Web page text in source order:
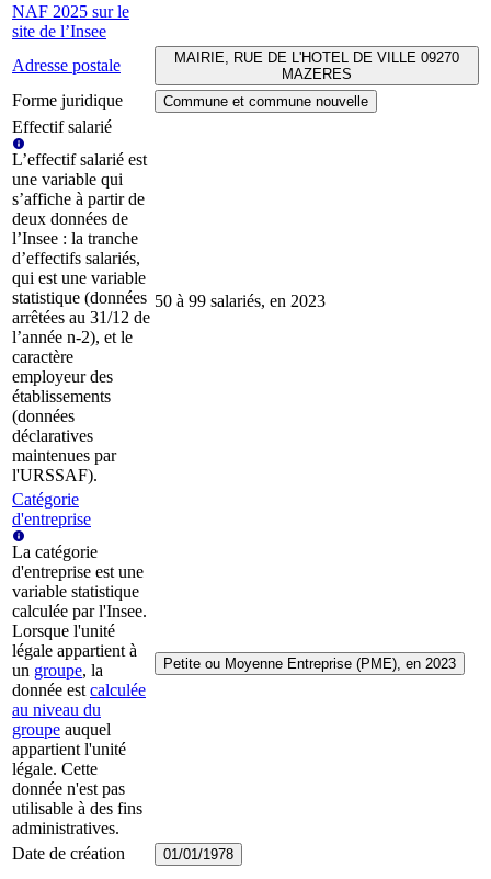
NAF 2025 sur le
site de l’Insee
Adresse postale
MAIRIE, RUE DE L'HOTEL DE VILLE 09270
MAZERES
Forme juridique Commune et commune nouvelle
Effectif salarié
L’effectif salarié est
une variable qui
s’affiche à partir de
deux données de
l’Insee : la tranche
d’effectifs salariés,
qui est une variable
statistique (données
arrêtées au 31/12 de
l’année n-2), et le
caractère
employeur des
établissements
(données
déclaratives
maintenues par
l'URSSAF).
50 à 99 salariés, en 2023
Catégorie
d'entreprise
La catégorie
d'entreprise est une
variable statistique
calculée par l'Insee.
Lorsque l'unité
légale appartient à
un groupe, la
donnée est calculée
au niveau du
groupe auquel
appartient l'unité
légale. Cette
donnée n'est pas
utilisable à des fins
administratives.
Petite ou Moyenne Entreprise (PME), en 2023
Date de création 01/01/1978